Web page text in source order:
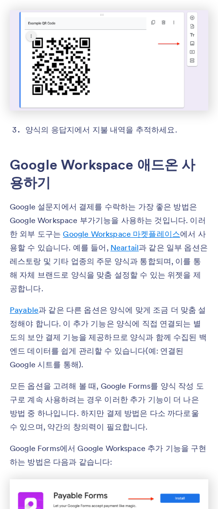
양식의 응답지에서 지불 내역을 추적하세요.
Google Workspace 애드온 사
용하기
Google 설문지에서 결제를 수락하는 가장 좋은 방법은
Google Workspace 부가기능을 사용하는 것입니다. 이러
한 외부 도구는Google Workspace 마켓플레이스에서 사
용할 수 있습니다. 예를 들어, Neartail과 같은 일부 옵션은
레스토랑 및 기타 업종의 주문 양식과 통합되며, 이를 통
해 자체 브랜드로 양식을 맞춤 설정할 수 있는 위젯을 제
공합니다.
Payable과 같은 다른 옵션은 양식에 맞게 조금 더 맞춤 설
정해야 합니다. 이 추가 기능은 양식에 직접 연결되는 별
도의 보안 결제 기능을 제공하므로 양식과 함께 수집된 백
엔드 데이터를 쉽게 관리할 수 있습니다(예: 연결된
Google 시트를 통해).
모든 옵션을 고려해 볼 때, Google Forms를 양식 작성 도
구로 계속 사용하려는 경우 이러한 추가 기능이 더 나은
방법 중 하나입니다. 하지만 결제 방법은 다소 까다로울
수 있으며, 약간의 창의력이 필요합니다.
Google Forms에서 Google Workspace 추가 기능을 구현
하는 방법은 다음과 같습니다: